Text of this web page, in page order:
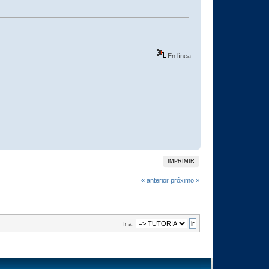
En línea
IMPRIMIR
« anterior próximo »
Ir a: